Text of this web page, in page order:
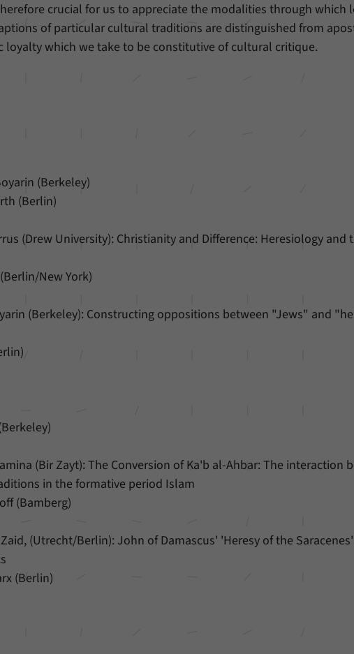
crucial for us to appreciate the modalities through which
of particular cultural traditions are distinguished from
loyalty which we take to be constitutive of cultural critique.
(Berkeley)
(Berlin)
(Drew University): Christianity and Difference: Heresiology and
New York)
(Berkeley): Constructing oppositions between "Jews" and
(Bir Zayt): The Conversion of Ka'b al-Ahbar: The interaction
in the formative period Islam
(Bamberg)
(Utrecht/Berlin): John of Damascus' 'Heresy of the Saracenes'
(Berlin)